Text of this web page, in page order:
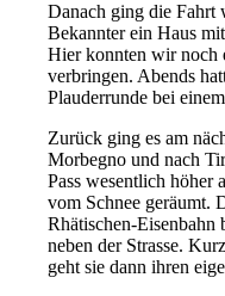
Danach ging die Fahrt
Bekannter ein Haus
Hier konnten wir noch
verbringen. Abends
Plauderrunde bei
Zurück ging es am
Morbegno und nach
Pass wesentlich höher
vom Schnee geräumt.
Rhätischen-Eisenbahn
neben der Strasse.
geht sie dann ihren